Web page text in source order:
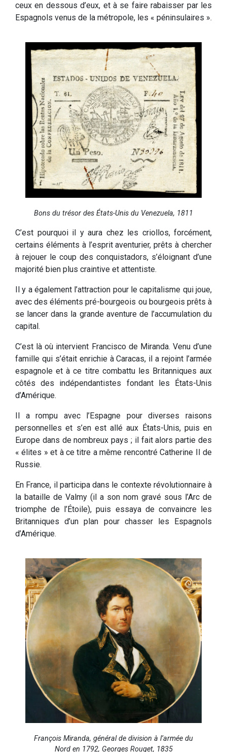
ceux en dessous d’eux, et à se faire rabaisser par les
Espagnols venus de la métropole, les « péninsulaires ».
Bons du trésor des États-Unis du Venezuela, 1811
C’est pourquoi il y aura chez les criollos, forcément,
certains éléments à l’esprit aventurier, prêts à chercher
à rejouer le coup des conquistadors, s’éloignant d’une
majorité bien plus craintive et attentiste.
Il y a également l’attraction pour le capitalisme qui joue,
avec des éléments pré-bourgeois ou bourgeois prêts à
se lancer dans la grande aventure de l’accumulation du
capital.
C’est là où intervient Francisco de Miranda. Venu d’une
famille qui s’était enrichie à Caracas, il a rejoint l’armée
espagnole et à ce titre combattu les Britanniques aux
côtés des indépendantistes fondant les États-Unis
d’Amérique.
Il a rompu avec l’Espagne pour diverses raisons
personnelles et s’en est allé aux États-Unis, puis en
Europe dans de nombreux pays ; il fait alors partie des
« élites » et à ce titre a même rencontré Catherine II de
Russie.
En France, il participa dans le contexte révolutionnaire à
la bataille de Valmy (il a son nom gravé sous l’Arc de
triomphe de l’Étoile), puis essaya de convaincre les
Britanniques d’un plan pour chasser les Espagnols
d’Amérique.
François Miranda, général de division à l’armée du
Nord en 1792, Georges Rouget, 1835